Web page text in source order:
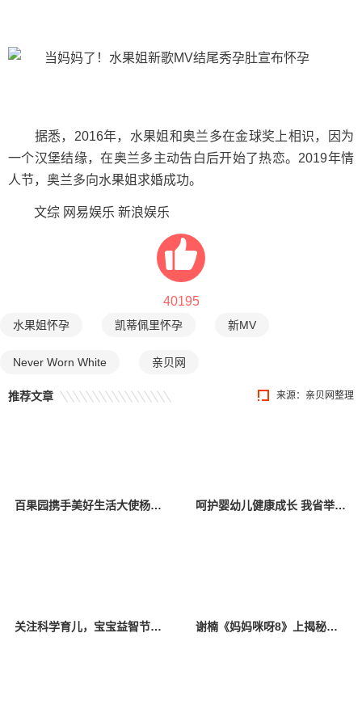
据悉，2016年，水果姐和奥兰多在金球奖上相识，因为
一个汉堡结缘，在奥兰多主动告白后开始了热恋。2019年情
人节，奥兰多向水果姐求婚成功。
文综 网易娱乐 新浪娱乐
40195
水果姐怀孕 凯蒂佩里怀孕 新MV
Never Worn White 亲贝网
来源：亲贝网整理
推荐文章
百果园携手美好生活大使杨幂，关爱中国儿童少年基金会困境儿童 呵护婴幼儿健康成长 我省举办托育服务宣传活动
关注科学育儿，宝宝益智节目《528宝宝智趣欢乐汇》定档 谢楠《妈妈咪呀8》上揭秘吴京育儿必学项目，初代“香妃”唤醒追剧回忆